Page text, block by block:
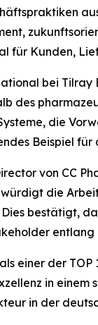
für Kunden,
bei
des
die
Beispiel
von CC
die
bestätigt,
einer der
in
in der